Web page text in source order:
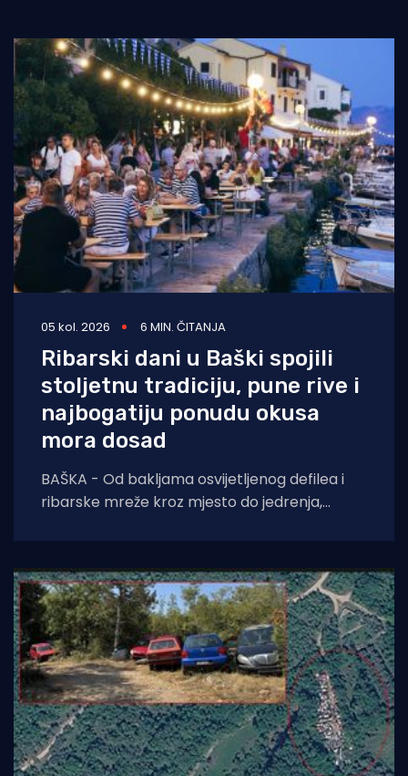
05 kol. 2026 6 MIN. ČITANJA
Ribarski dani u Baški spojili
stoljetnu tradiciju, pune rive i
najbogatiju ponudu okusa
mora dosad
BAŠKA - Od bakljama osvijetljenog defilea i
ribarske mreže kroz mjesto do jedrenja,